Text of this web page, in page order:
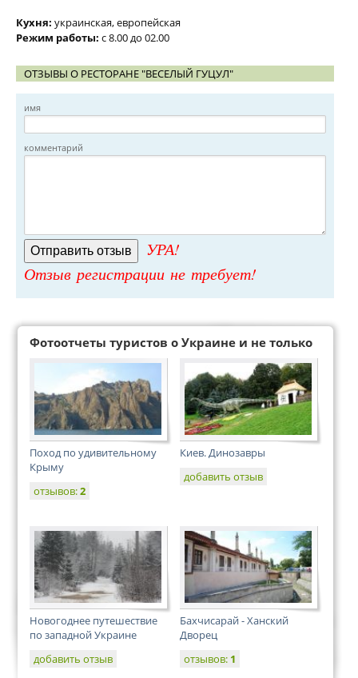
Кухня: украинская, европейская
Режим работы: с 8.00 до 02.00
ОТЗЫВЫ О РЕСТОРАНЕ "ВЕСЕЛЫЙ ГУЦУЛ"
имя
комментарий
УРА!
Отзыв регистрации не требует!
Фотоотчеты туристов о Украине и не только
Поход по удивительному
Крыму
отзывов:2
Киев. Динозавры
добавить отзыв
Новогоднее путешествие
по западной Украине
добавить отзыв
Бахчисарай - Ханский
Дворец
отзывов: 1